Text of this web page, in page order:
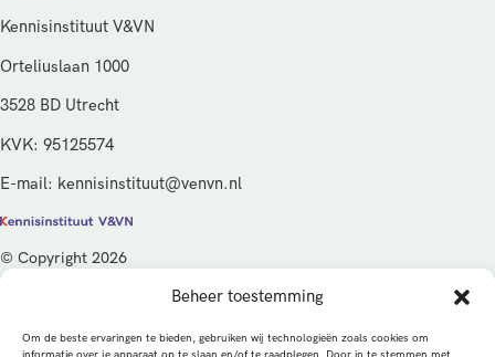
Beheer toestemming
Om de beste ervaringen te bieden, gebruiken wij technologieën zoals cookies om
Kennisinstituut V&VN
Orteliuslaan 1000
3528 BD Utrecht
KVK: 95125574
E-mail: kennisinstituut@venvn.nl
© Copyright 2026
De activiteiten van het Kennisinstituut V&VN worden gefinancierd
vanuit de kwaliteitsgelden van het ministerie van Volksgezondheid,
Welzijn en Sport (VWS), beheerd door ZonMw.